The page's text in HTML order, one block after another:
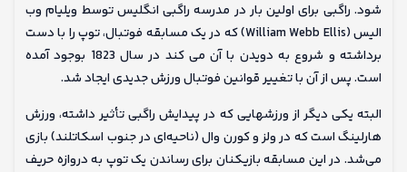
شود. راگبی برای اولین بار در مدرسه راگبی انگلیس توسط ویلیام وب
الیس (William Webb Ellis) که در یک مسابقه فوتبال، توپ را با دست
برداشته و شروع به دویدن با آن می کند در سال 1823 بوجود آمده
است. پس از آن با تغییر قوانین فوتبال ورزش جدیدی ایجاد شد.
البته یکی دیگر از ورزشهایی که در پیدایش راگبی تأثیر داشته، ورزش
هارلینگ است که در ولز و کورن وال (ناحیه‌ای در جنوب اسکاتلند) بازی
می‌شد. در این مسابقه بازیکنان برای رساندن یک توپ به دروازه حریف